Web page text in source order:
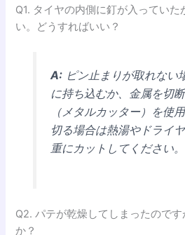
Q1. タイヤの内側に釘が入ってい
い。どうすればいい？
A:ピン止まりが取れない
に持ち込むか、金属を切
（メタルカッター）を使
切る場合は熱湯やドライ
重にカットしてください。
Q2. パテが乾燥してしまったので
か？